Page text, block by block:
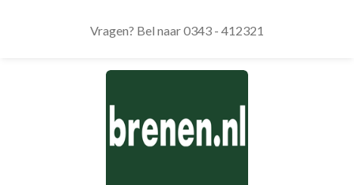
Vragen? Bel naar 0343 - 412321